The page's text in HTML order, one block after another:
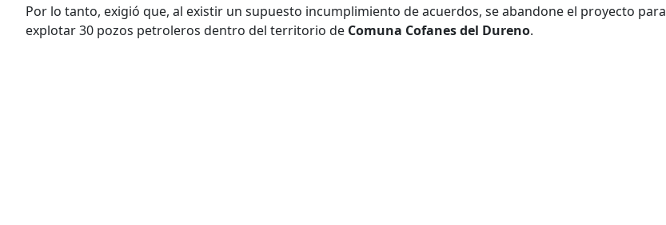
Por lo tanto, exigió que, al existir un supuesto incumplimiento de acuerdos, se abandone el proyecto para
explotar 30 pozos petroleros dentro del territorio de Comuna Cofanes del Dureno.